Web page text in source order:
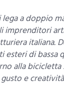
a doppio
italiana.
esteri di bassa
alla
e creatività